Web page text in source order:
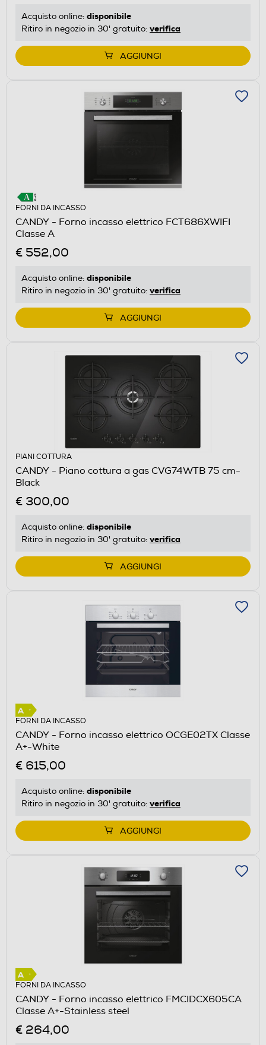
Acquisto online: disponibile
Ritiro in negozio in 30' gratuito: verifica
AGGIUNGI
FORNI DA INCASSO
CANDY - Forno incasso elettrico FCT686XWIFI
Classe A
€ 552,00
Acquisto online: disponibile
Ritiro in negozio in 30' gratuito: verifica
AGGIUNGI
PIANI COTTURA
CANDY - Piano cottura a gas CVG74WTB 75 cm-
Black
€ 300,00
Acquisto online: disponibile
Ritiro in negozio in 30' gratuito: verifica
AGGIUNGI
FORNI DA INCASSO
CANDY - Forno incasso elettrico OCGE02TX Classe
A+-White
€ 615,00
Acquisto online: disponibile
Ritiro in negozio in 30' gratuito: verifica
AGGIUNGI
FORNI DA INCASSO
CANDY - Forno incasso elettrico FMCIDCX605CA
Classe A+-Stainless steel
€ 264,00